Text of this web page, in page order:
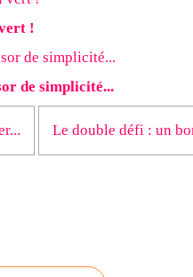
!
de simplicité...
Le double défi : un